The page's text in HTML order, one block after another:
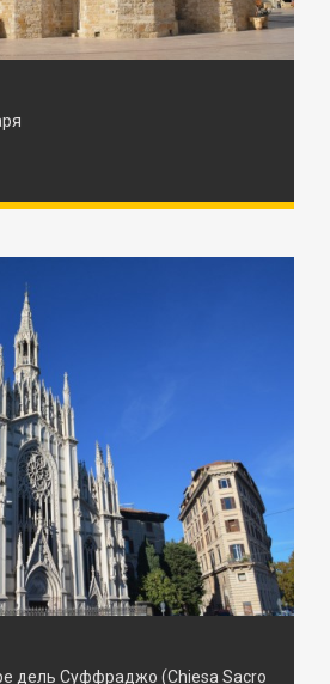
дель Суффраджо (Chiesa Sacro